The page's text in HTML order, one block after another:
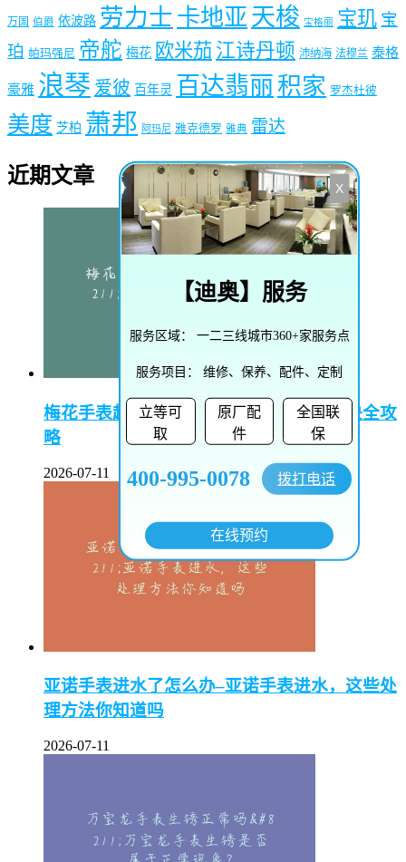
万国 伯爵 依波路 劳力士 卡地亚 天梭 宝格丽 宝玑 宝
珀 帕玛强尼 帝舵 梅花 欧米茄 江诗丹顿 沛纳海 法穆兰 泰格
豪雅 浪琴 爱彼 百年灵 百达翡丽 积家 罗杰杜彼
美度 芝柏 萧邦 阿玛尼 雅克德罗 雅典 雷达
近期文章
梅花手表起雾了怎么办–梅花手表起雾解决全攻
略
2026-07-11
亚诺手表进水了怎么办–亚诺手表进水，这些处
理方法你知道吗
2026-07-11
X
【迪奥】服务
服务区域： 一二三线城市360+家服务点
服务项目： 维修、保养、配件、定制
立等可
取
原厂配
件
全国联
保
400-995-0078 拨打电话
在线预约